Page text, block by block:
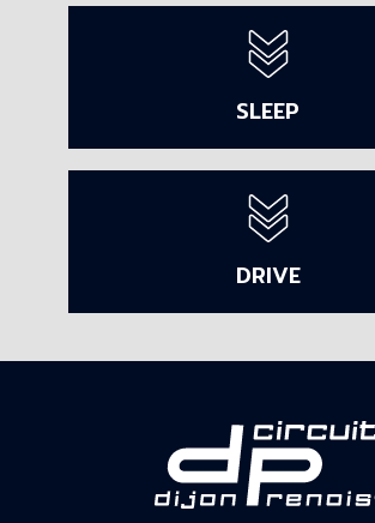
SLEEP
DRIVE